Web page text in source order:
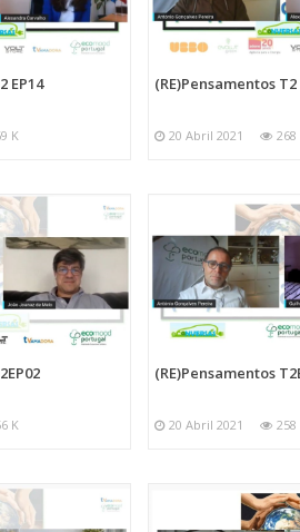
EP14
K
(RE)Pensamentos T2
20 Abril 2021 268
K
(RE)Pensamentos
20 Abril 2021 258